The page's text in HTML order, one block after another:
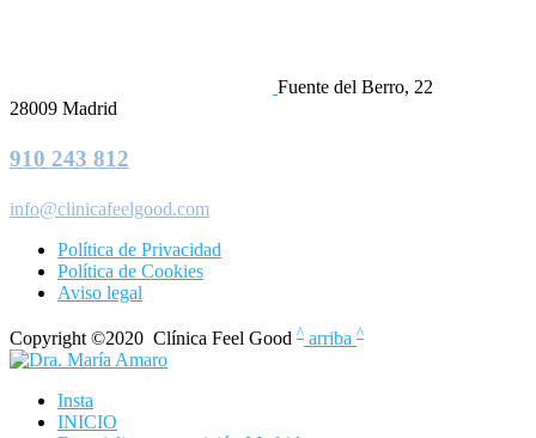
Fuente del Berro, 22
28009 Madrid
910 243 812
info@clinicafeelgood.com
Política de Privacidad
Política de Cookies
Aviso legal
Copyright ©2020 Clínica Feel Good ^ arriba ^
Insta
INICIO